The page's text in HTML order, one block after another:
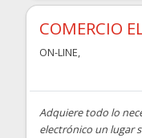
COMERCIO
ON-LINE,
Adquiere todo lo
electrónico un lugar